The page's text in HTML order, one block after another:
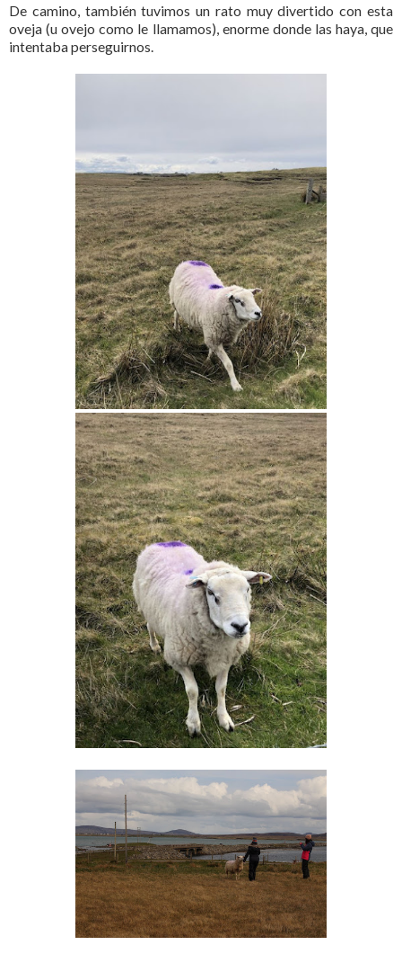
De camino, también tuvimos un rato muy divertido con esta
oveja (u ovejo como le llamamos), enorme donde las haya, que
intentaba perseguirnos.